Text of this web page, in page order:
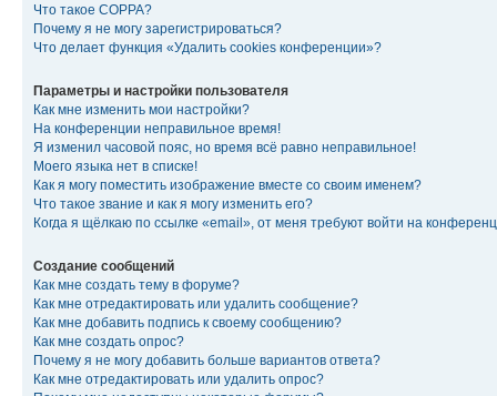
Что такое COPPA?
Почему я не могу зарегистрироваться?
Что делает функция «Удалить cookies конференции»?
Параметры и настройки пользователя
Как мне изменить мои настройки?
На конференции неправильное время!
Я изменил часовой пояс, но время всё равно неправильное!
Моего языка нет в списке!
Как я могу поместить изображение вместе со своим именем?
Что такое звание и как я могу изменить его?
Когда я щёлкаю по ссылке «email», от меня требуют войти на
Создание сообщений
Как мне создать тему в форуме?
Как мне отредактировать или удалить сообщение?
Как мне добавить подпись к своему сообщению?
Как мне создать опрос?
Почему я не могу добавить больше вариантов ответа?
Как мне отредактировать или удалить опрос?